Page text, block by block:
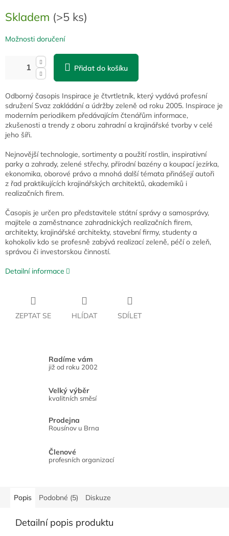
cena:
Skladem (>5 ks)
Možnosti doručení
Přidat do košíku
Odborný časopis Inspirace je čtvrtletník, který vydává profesní
sdružení Svaz zakládání a údržby zeleně od roku 2005. Inspirace je
moderním periodikem předávajícím čtenářům informace,
zkušenosti a trendy z oboru zahradní a krajinářské tvorby v celé
jeho šíři.
Nejnovější technologie, sortimenty a použití rostlin, inspirativní
parky a zahrady, zelené střechy, přírodní bazény a koupací jezírka,
ekonomika, oborové právo a mnohá další témata přinášejí autoři
z řad praktikujících krajinářských architektů, akademiků i
realizačních firem.
Časopis je určen pro představitele státní správy a samosprávy,
majitele a zaměstnance zahradnických realizačních firem,
architekty, krajinářské architekty, stavební firmy, studenty a
kohokoliv kdo se profesně zabývá realizací zeleně, péčí o zeleň,
správou či investorskou činností.
Detailní informace
ZEPTAT SE HLÍDAT SDÍLET
Radíme vám
již od roku 2002
Velký výběr
kvalitních směsí
Prodejna
Rousínov u Brna
Členové
profesních organizací
Popis Podobné (5) Diskuze
Detailní popis produktu